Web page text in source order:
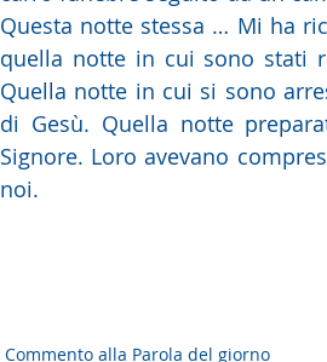
Questa notte stessa … Mi ha
quella notte in cui sono stati
Quella notte in cui si sono
di Gesù. Quella notte
Signore. Loro avevano
noi.
Commento alla Parola del giorno